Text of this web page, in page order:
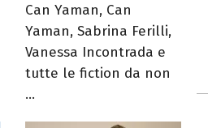
Can Yaman, Can
Yaman, Sabrina Ferilli,
Vanessa Incontrada e
tutte le fiction da non
...